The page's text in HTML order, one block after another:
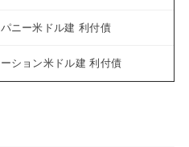
ー米ドル建 利付債
ション米ドル建 利付債